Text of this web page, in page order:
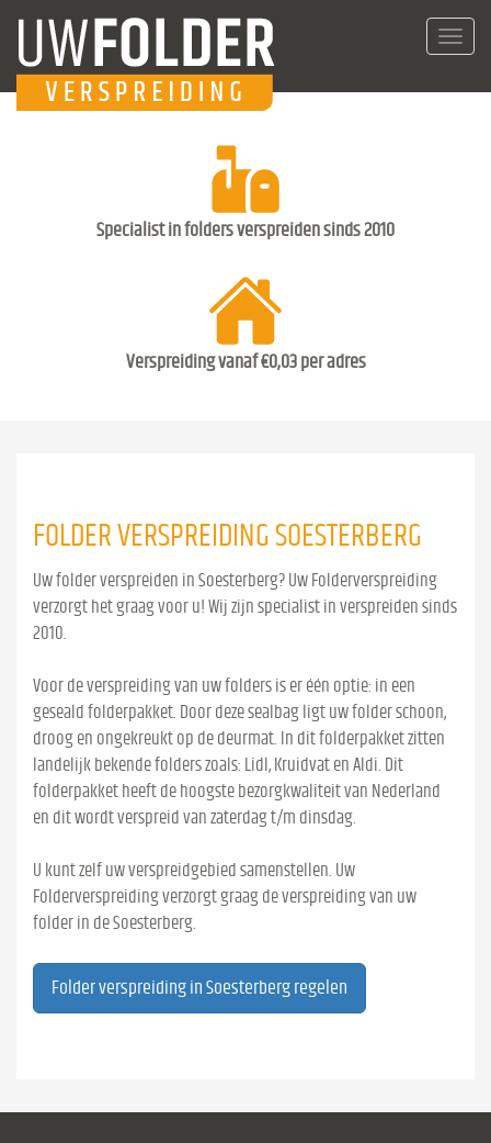
Specialist in folders verspreiden sinds 2010
Verspreiding vanaf €0,03 per adres
FOLDER VERSPREIDING SOESTERBERG
Uw folder verspreiden in Soesterberg? Uw Folderverspreiding
verzorgt het graag voor u! Wij zijn specialist in verspreiden sinds
2010.
Voor de verspreiding van uw folders is er één optie: in een
geseald folderpakket. Door deze sealbag ligt uw folder schoon,
droog en ongekreukt op de deurmat. In dit folderpakket zitten
landelijk bekende folders zoals: Lidl, Kruidvat en Aldi. Dit
folderpakket heeft de hoogste bezorgkwaliteit van Nederland
en dit wordt verspreid van zaterdag t/m dinsdag.
U kunt zelf uw verspreidgebied samenstellen. Uw
Folderverspreiding verzorgt graag de verspreiding van uw
folder in de Soesterberg.
Folder verspreiding in Soesterberg regelen